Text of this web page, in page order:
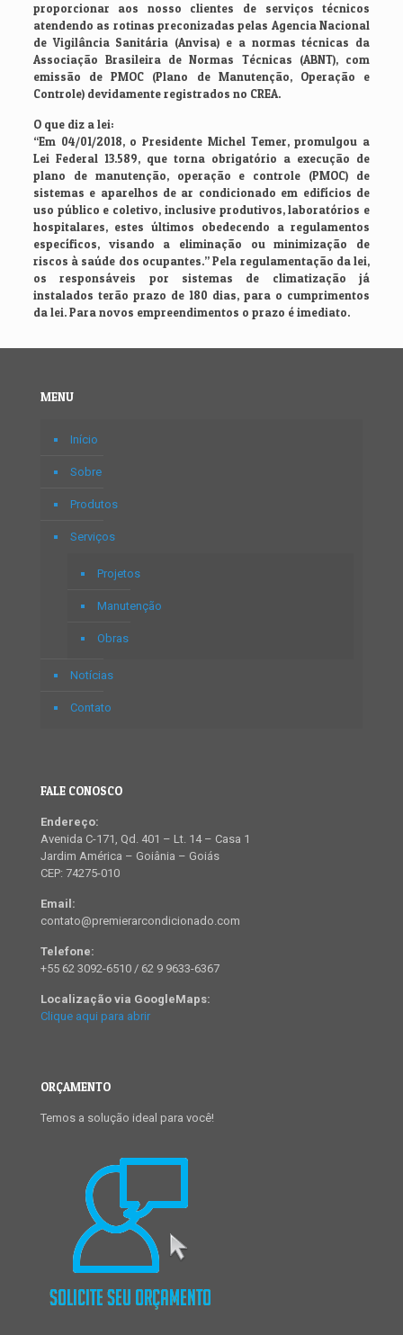
proporcionar aos nosso clientes de serviços técnicos
atendendo as rotinas preconizadas pelas Agencia Nacional
de Vigilância Sanitária (Anvisa) e a normas técnicas da
Associação Brasileira de Normas Técnicas (ABNT), com
emissão de PMOC (Plano de Manutenção, Operação e
Controle) devidamente registrados no CREA.
O que diz a lei:
“Em 04/01/2018, o Presidente Michel Temer, promulgou a
Lei Federal 13.589, que torna obrigatório a execução de
plano de manutenção, operação e controle (PMOC) de
sistemas e aparelhos de ar condicionado em edifícios de
uso público e coletivo, inclusive produtivos, laboratórios e
hospitalares, estes últimos obedecendo a regulamentos
específicos, visando a eliminação ou minimização de
riscos à saúde dos ocupantes.” Pela regulamentação da lei,
os responsáveis por sistemas de climatização já
instalados terão prazo de 180 dias, para o cumprimentos
da lei. Para novos empreendimentos o prazo é imediato.
MENU
Início
Sobre
Produtos
Serviços
Projetos
Manutenção
Obras
Notícias
Contato
FALE CONOSCO
Endereço:
Avenida C-171, Qd. 401 – Lt. 14 – Casa 1
Jardim América – Goiânia – Goiás
CEP: 74275-010
Email:
contato@premierarcondicionado.com
Telefone:
+55 62 3092-6510 / 62 9 9633-6367
Localização via GoogleMaps:
Clique aqui para abrir
ORÇAMENTO
Temos a solução ideal para você!